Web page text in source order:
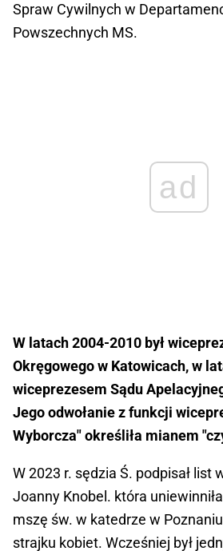
Spraw Cywilnych w
Powszechnych MS.
ad
W latach 2004-2010 był
Okręgowego w Katowicach, w
wiceprezesem Sądu
Jego odwołanie z funkcji
Wyborcza" określiła mianem
W 2023 r. sędzia Ś. podpisał list
Joanny Knobel. która
mszę św. w katedrze w
strajku kobiet. Wcześniej był